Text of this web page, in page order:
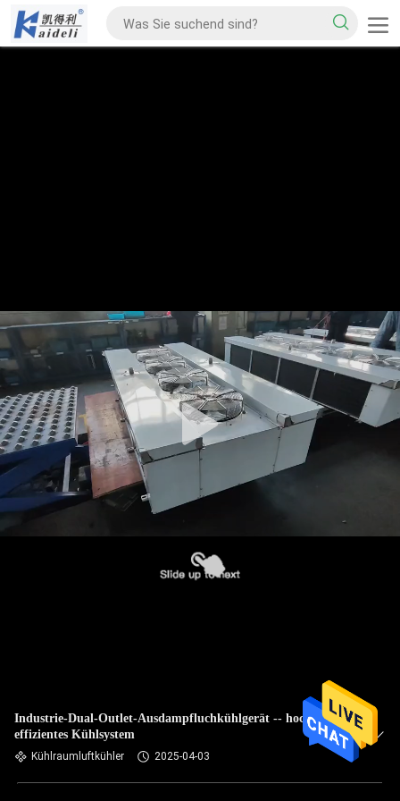
Industrie-Dual-Outlet-Ausdampfluchkühlgerät -- hoch
effizientes Kühlsystem
Kühlraumluftkühler 2025-04-03